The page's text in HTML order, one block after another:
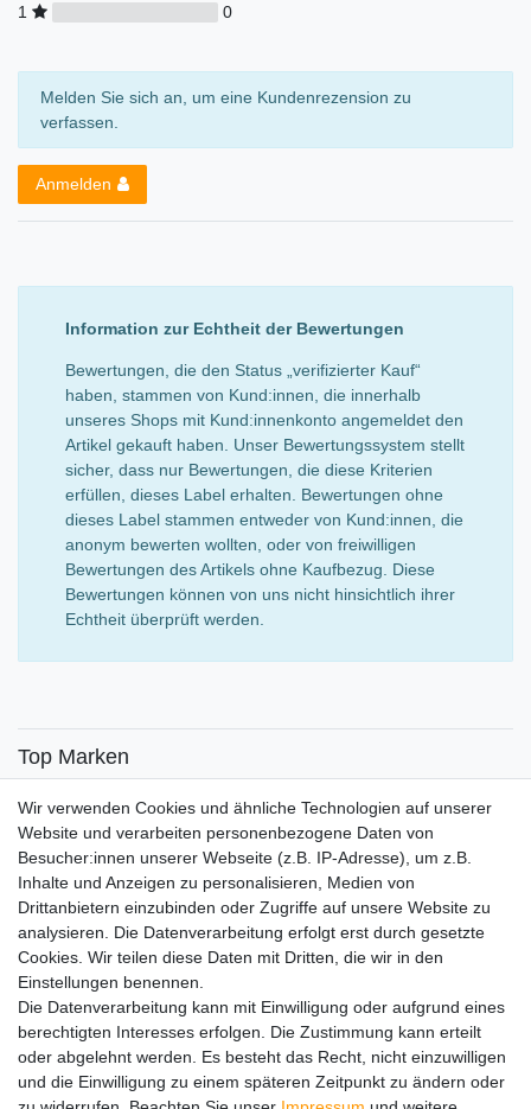
1
0
Melden Sie sich an, um eine Kundenrezension zu
verfassen.
Anmelden
Information zur Echtheit der Bewertungen
Bewertungen, die den Status „verifizierter Kauf“
haben, stammen von Kund:innen, die innerhalb
unseres Shops mit Kund:innenkonto angemeldet den
Artikel gekauft haben. Unser Bewertungssystem stellt
sicher, dass nur Bewertungen, die diese Kriterien
erfüllen, dieses Label erhalten. Bewertungen ohne
dieses Label stammen entweder von Kund:innen, die
anonym bewerten wollten, oder von freiwilligen
Bewertungen des Artikels ohne Kaufbezug. Diese
Bewertungen können von uns nicht hinsichtlich ihrer
Echtheit überprüft werden.
Top Marken
Top Themen
Adventskalender
Service
Versandinfos
FAQ
Ersatzteile
Registrieren
Wir versenden mit
Wir verwenden Cookies und ähnliche Technologien auf unserer
Website und verarbeiten personenbezogene Daten von
Besucher:innen unserer Webseite (z.B. IP-Adresse), um z.B.
Inhalte und Anzeigen zu personalisieren, Medien von
Drittanbietern einzubinden oder Zugriffe auf unsere Website zu
analysieren. Die Datenverarbeitung erfolgt erst durch gesetzte
Cookies. Wir teilen diese Daten mit Dritten, die wir in den
Einstellungen benennen.
Die Datenverarbeitung kann mit Einwilligung oder aufgrund eines
berechtigten Interesses erfolgen. Die Zustimmung kann erteilt
oder abgelehnt werden. Es besteht das Recht, nicht einzuwilligen
und die Einwilligung zu einem späteren Zeitpunkt zu ändern oder